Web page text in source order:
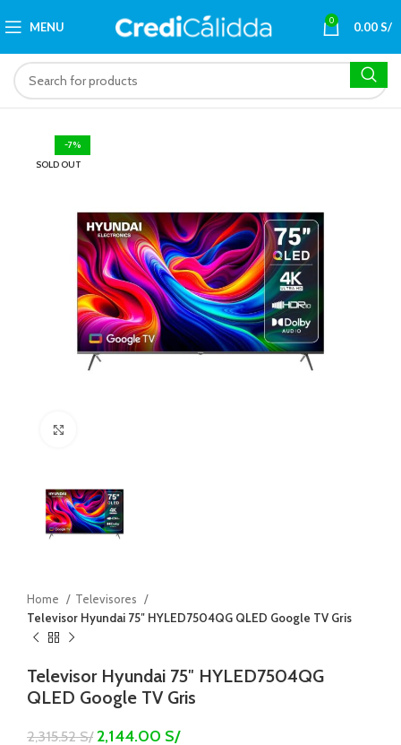
MENU 0 0.00S/
-7%
SOLD OUT
Home
Televisores
Televisor Hyundai 75″ HYLED7504QG QLED Google TV Gris
Televisor Hyundai 75″ HYLED7504QG
QLED Google TV Gris
2,315.52S/ 2,144.00 S/